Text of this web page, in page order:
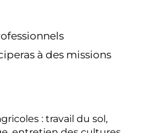
à des missions
: travail du sol,